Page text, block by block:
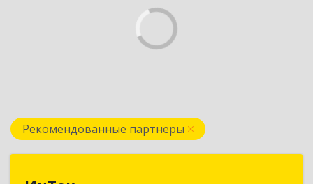
Рекомендованные партнеры